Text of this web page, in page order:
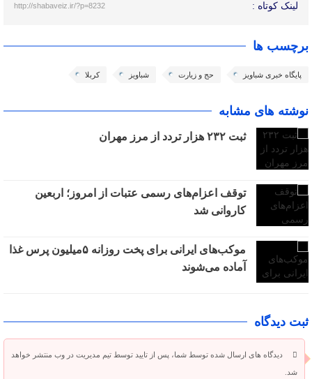
لینک کوتاه : http://shabaveiz.ir/?p=8232
برچسب ها
پایگاه خبری شباویز حج و زیارت شباویز کربلا
نوشته های مشابه
ثبت ۲۳۲ هزار تردد از مرز مهران
توقف اعزام‌‌های رسمی عتبات از امروز؛ اربعین
کاروانی شد
موکب‌های ایرانی برای پخت روزانه ۵میلیون پرس غذا
آماده می‌شوند
ثبت دیدگاه
دیدگاه های ارسال شده توسط شما، پس از تایید توسط تیم مدیریت در وب منتشر خواهد
شد.